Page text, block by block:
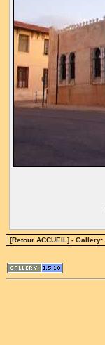
[Retour ACCUEIL] - Gallery: